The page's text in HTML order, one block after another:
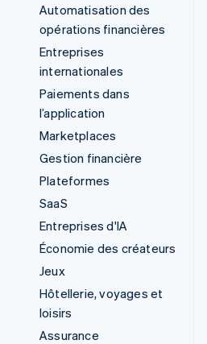
Automatisation des
opérations financières
Entreprises
internationales
Paiements dans
l’application
Marketplaces
Gestion financière
Plateformes
SaaS
Entreprises d'IA
Économie des créateurs
Jeux
Hôtellerie, voyages et
loisirs
Assurance